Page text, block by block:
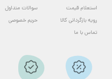
استعلام قیمت
سوالات متداول
رویه بازگردانی کالا
حریم خصوصی
تماس با ما